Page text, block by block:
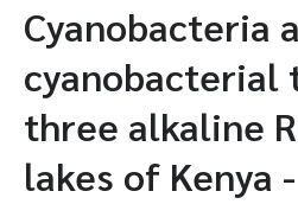
Cyanobacteria
cyanobacterial
three alkaline
lakes of Kenya